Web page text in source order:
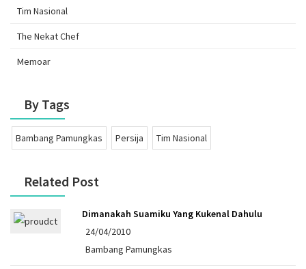
Tim Nasional
The Nekat Chef
Memoar
By Tags
Bambang Pamungkas Persija Tim Nasional
Related Post
Dimanakah Suamiku Yang Kukenal Dahulu
24/04/2010
Bambang Pamungkas